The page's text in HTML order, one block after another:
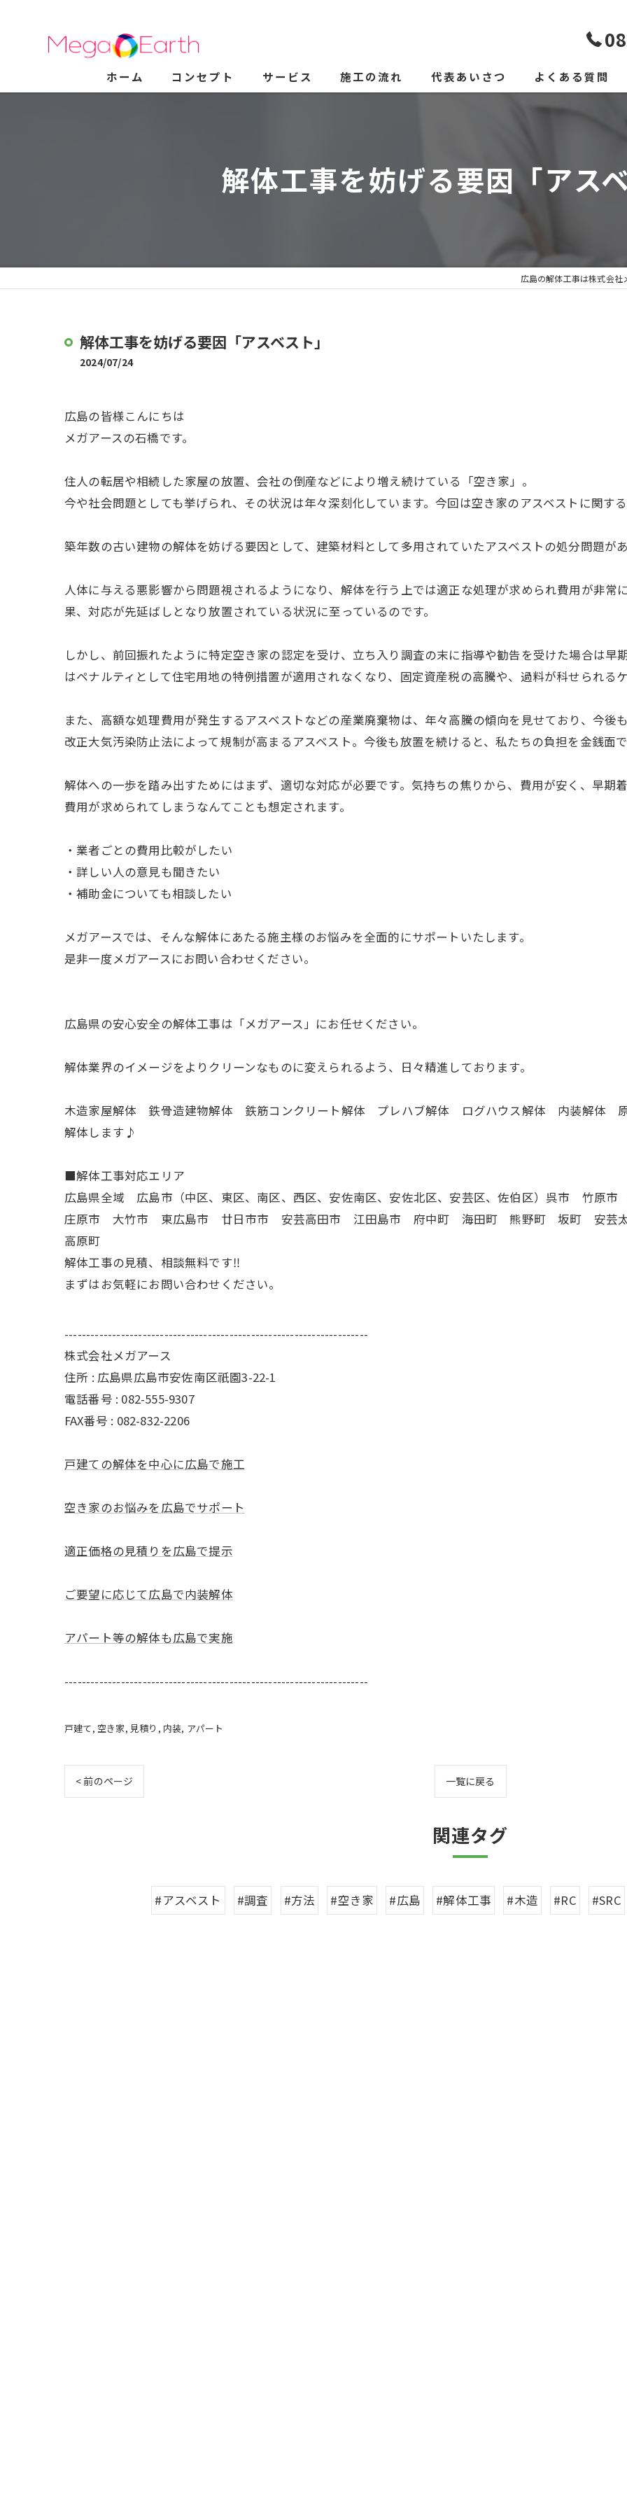
ホーム コンセプト サービス 施工の流れ 代表あいさつ よくある質問
解体工事を妨げる要因「アス
広島の解体工事は株式会社
解体工事を妨げる要因「アスベスト」
2024/07/24
広島の皆様こんにちは
メガアースの石橋です。
住人の転居や相続した家屋の放置、会社の倒産などにより増え続けている「空き家」。
今や社会問題としても挙げられ、その状況は年々深刻化しています。今回は空き家のアスベストに関す
築年数の古い建物の解体を妨げる要因として、建築材料として多用されていたアスベストの処分問題があ
人体に与える悪影響から問題視されるようになり、解体を行う上では適正な処理が求められ費用が非常
果、対応が先延ばしとなり放置されている状況に至っているのです。
しかし、前回振れたように特定空き家の認定を受け、立ち入り調査の末に指導や勧告を受けた場合は早
はペナルティとして住宅用地の特例措置が適用されなくなり、固定資産税の高騰や、過料が科せられるケ
また、高額な処理費用が発生するアスベストなどの産業廃棄物は、年々高騰の傾向を見せており、今後
改正大気汚染防止法によって規制が高まるアスベスト。今後も放置を続けると、私たちの負担を金銭面
解体への一歩を踏み出すためにはまず、適切な対応が必要です。気持ちの焦りから、費用が安く、早期
費用が求められてしまうなんてことも想定されます。
・業者ごとの費用比較がしたい
・詳しい人の意見も聞きたい
・補助金についても相談したい
メガアースでは、そんな解体にあたる施主様のお悩みを全面的にサポートいたします。
是非一度メガアースにお問い合わせください。
広島県の安心安全の解体工事は「メガアース」にお任せください。
解体業界のイメージをよりクリーンなものに変えられるよう、日々精進しております。
木造家屋解体 鉄骨造建物解体 鉄筋コンクリート解体 プレハブ解体 ログハウス解体 内装解体
解体します♪
■解体工事対応エリア
広島県全域 広島市（中区、東区、南区、西区、安佐南区、安佐北区、安芸区、佐伯区）呉市
庄原市 大竹市 東広島市 廿日市市 安芸高田市 江田島市 府中町 海田町 熊野町 坂町 安芸
高原町
解体工事の見積、相談無料です‼︎
まずはお気軽にお問い合わせください。
----------------------------------------------------------------------
株式会社メガアース
住所 : 広島県広島市安佐南区祇園3-22-1
電話番号 : 082-555-9307
FAX番号 : 082-832-2206
戸建ての解体を中心に広島で施工
空き家のお悩みを広島でサポート
適正価格の見積りを広島で提示
ご要望に応じて広島で内装解体
アパート等の解体も広島で実施
----------------------------------------------------------------------
戸建て 空き家 見積り 内装 アパート
< 前のページ 一覧に戻る
関連タグ
#アスベスト #調査 #方法 #空き家 #広島 #解体工事 #木造 #RC #SRC